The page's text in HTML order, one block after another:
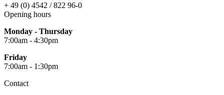
+ 49 (0) 4542 / 822 96-0
Opening hours
Monday - Thursday
7:00am - 4:30pm
Friday
7:00am - 1:30pm
Contact